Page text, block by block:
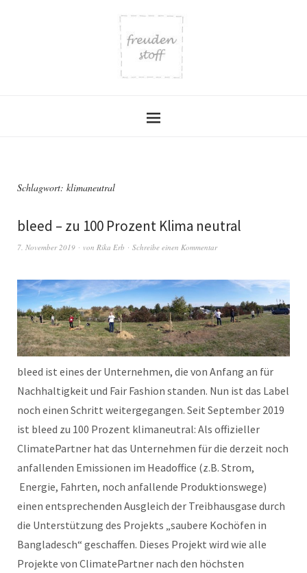
Schlagwort: klimaneutral
bleed – zu 100 Prozent Klima neutral
7. November 2019 von Rika Erb Schreibe einen Kommentar
bleed ist eines der Unternehmen, die von Anfang an für
Nachhaltigkeit und Fair Fashion standen. Nun ist das Label
noch einen Schritt weitergegangen. Seit September 2019
ist bleed zu 100 Prozent klimaneutral: Als offizieller
ClimatePartner hat das Unternehmen für die derzeit noch
anfallenden Emissionen im Headoffice (z.B. Strom,
Energie, Fahrten, noch anfallende Produktionswege)
einen entsprechenden Ausgleich der Treibhausgase durch
die Unterstützung des Projekts „saubere Kochöfen in
Bangladesch“ geschaffen. Dieses Projekt wird wie alle
Projekte von ClimatePartner nach den höchsten